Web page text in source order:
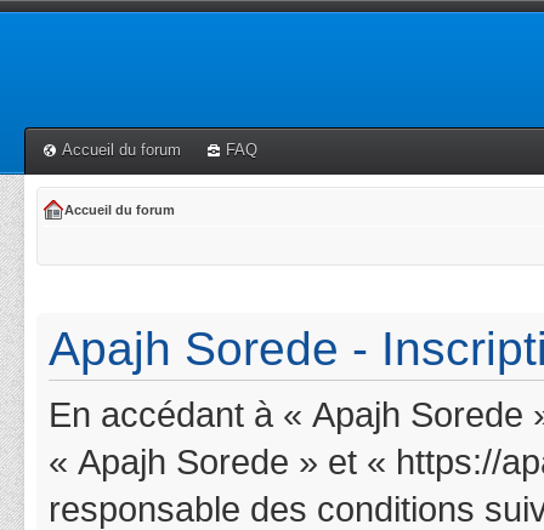
Accueil du forum FAQ
Accueil du forum
Apajh Sorede -
En accédant à « Apajh
« Apajh Sorede » et « https://
responsable des conditions